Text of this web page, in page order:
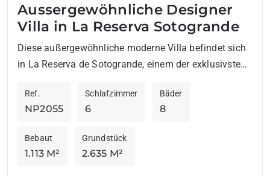
Aussergewöhnliche Designer
Villa in La Reserva Sotogrande
Diese außergewöhnliche moderne Villa befindet sich
in La Reserva de Sotogrande, einem der exklusivsten
herausragendes Design, kompromisslose
Bauqualität,...
NP2055
Ref.
6
Schlafzimmer
8
Bäder
1.113 M²
Bebaut
2.635 M²
Grundstück